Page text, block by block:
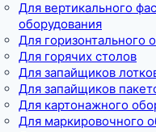
Для вертикального
оборудования
Для горизонтального
Для горячих столов
Для запайщиков
Для запайщиков
Для картонажного
Для маркировочного